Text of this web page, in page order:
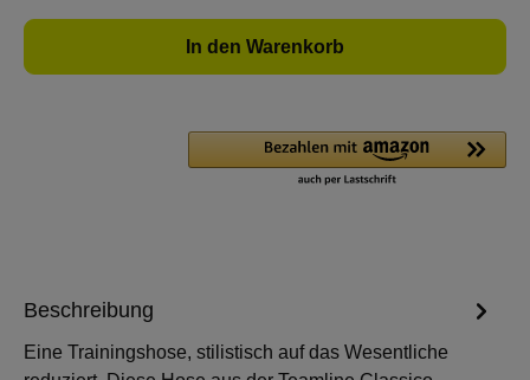
In den Warenkorb
Beschreibung
Eine Trainingshose, stilistisch auf das Wesentliche